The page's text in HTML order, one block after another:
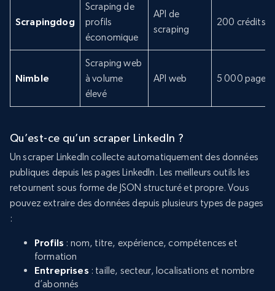
Scrapingdog
Scraping de
profils
économique
API de
scraping
200 crédits
Nimble
Scraping web
à volume
élevé
API web 5 000 pages
Qu’est-ce qu’un scraper LinkedIn ?
Un scraper LinkedIn collecte automatiquement des données
publiques depuis les pages LinkedIn. Les meilleurs outils les
retournent sous forme de JSON structuré et propre. Vous
pouvez extraire des données depuis plusieurs types de pages
:
Profils : nom, titre, expérience, compétences et
formation
Entreprises : taille, secteur, localisations et nombre
d’abonnés